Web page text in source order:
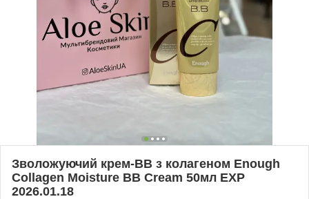
Зволожуючий крем-ВВ з колагеном Enough
Collagen Moisture BB Cream 50мл EXP
2026.01.18